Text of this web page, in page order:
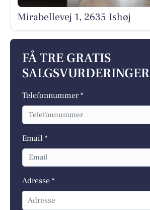
Mirabellevej 1, 2635 Ishøj
FÅ TRE GRATIS
SALGSVURDERINGER
Telefonnummer *
Email *
Adresse *
Adresse